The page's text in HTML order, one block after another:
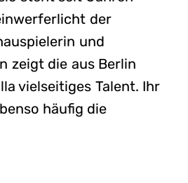
der
und
zeigt die aus Berlin
vielseitiges Talent. Ihr
häufig die